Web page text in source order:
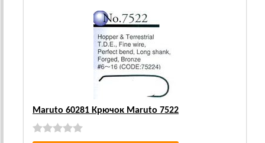
Maruto 60281 Крючок Maruto 7522